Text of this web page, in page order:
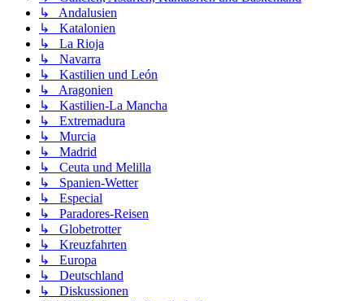
↳ Andalusien
↳ Katalonien
↳ La Rioja
↳ Navarra
↳ Kastilien und León
↳ Aragonien
↳ Kastilien-La Mancha
↳ Extremadura
↳ Murcia
↳ Madrid
↳ Ceuta und Melilla
↳ Spanien-Wetter
↳ Especial
↳ Paradores-Reisen
↳ Globetrotter
↳ Kreuzfahrten
↳ Europa
↳ Deutschland
↳ Diskussionen